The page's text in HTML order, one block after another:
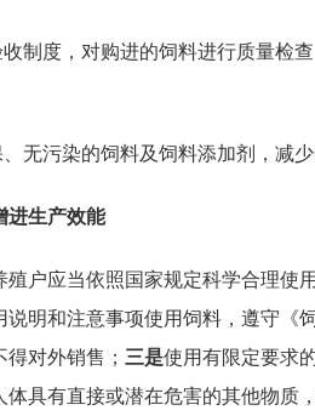
制度，对购进的饲料进行质量检
无污染的饲料及饲料添加剂，减
进生产效能
殖户应当依照国家规定科学合理使
说明和注意事项使用饲料，遵守《
对外销售； 三是使用有限定要求
具有直接或潜在危害的其他物质